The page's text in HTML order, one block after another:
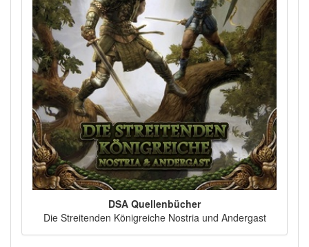
DSA Quellenbücher
Die Streitenden Königreiche Nostria und Andergast